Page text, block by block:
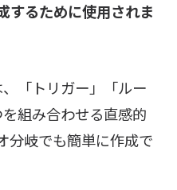
するために使用されま
「トリガー」「ルー
組み合わせる直感的
分岐でも簡単に作成で